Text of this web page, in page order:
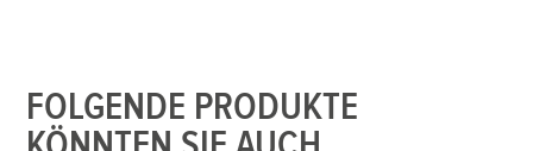
FOLGENDE PRODUKTE